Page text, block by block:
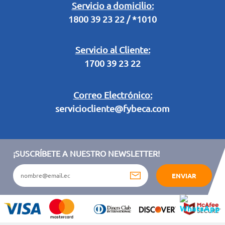
Servicio a domicilio:
1800 39 23 22 / *1010
Servicio al Cliente:
1700 39 23 22
Correo Electrónico:
serviciocliente@fybeca.com
Legal Campaña Produbanco
Términos y condiciones sorteo partido de fútbol "Tu ídolo"
¡SUSCRÍBETE A NUESTRO NEWSLETTER!
ENVIAR